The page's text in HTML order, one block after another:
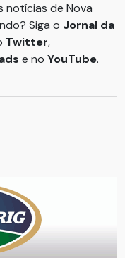
notícias de Nova
Siga o Jornal da
Twitter,
e no YouTube.